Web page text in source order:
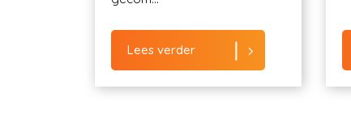
Lees verder